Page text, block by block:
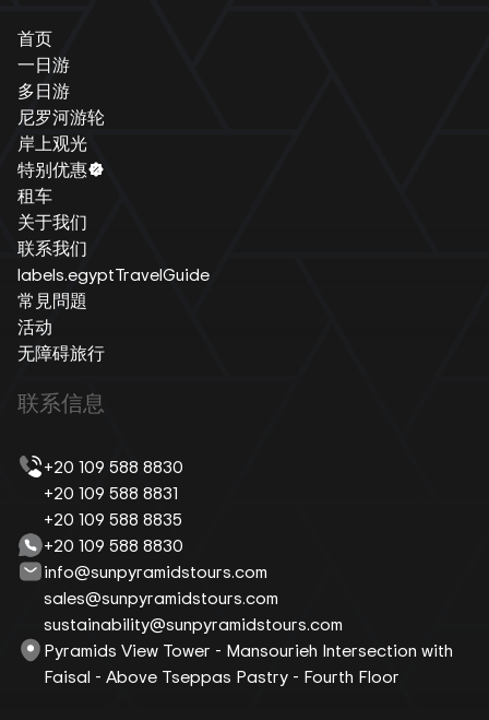
首页
一日游
多日游
尼罗河游轮
岸上观光
特别优惠
租车
关于我们
联系我们
labels.egyptTravelGuide
常見問題
活动
无障碍旅行
联系信息
+20 109 588 8830
+20 109 588 8831
+20 109 588 8835
+20 109 588 8830
info@sunpyramidstours.com
sales@sunpyramidstours.com
sustainability@sunpyramidstours.com
Pyramids View Tower - Mansourieh Intersection with
Faisal - Above Tseppas Pastry - Fourth Floor